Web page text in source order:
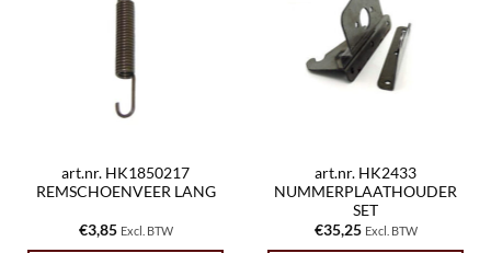
art.nr. HK1850217
REMSCHOENVEER LANG
€3,85 Excl. BTW
art.nr. HK2433
NUMMERPLAATHOUDER
SET
€35,25 Excl. BTW